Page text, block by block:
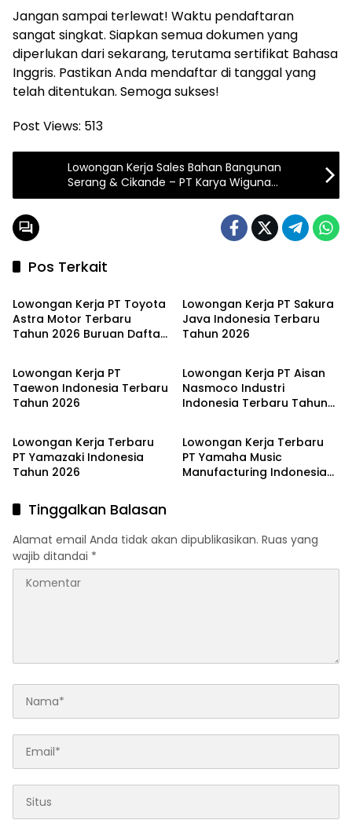
Jangan sampai terlewat! Waktu pendaftaran
sangat singkat. Siapkan semua dokumen yang
diperlukan dari sekarang, terutama sertifikat Bahasa
Inggris. Pastikan Anda mendaftar di tanggal yang
telah ditentukan. Semoga sukses!
Post Views: 513
Lowongan Kerja Sales Bahan Bangunan
Serang & Cikande – PT Karya Wiguna
Jiwana, Deadline 31 Agustus 2025!
Pos Terkait
JABODETABEK
Lowongan Kerja PT Toyota
Astra Motor Terbaru
Tahun 2026 Buruan Daftar
Lowongan Kerja PT Sakura
Java Indonesia Terbaru
Tahun 2026
JABODETABEK
Lowongan Kerja PT
Taewon Indonesia Terbaru
Tahun 2026
JABODETABEK
Lowongan Kerja PT Aisan
Nasmoco Industri
Indonesia Terbaru Tahun
JABODETABEK
Lowongan Kerja Terbaru
PT Yamazaki Indonesia
Tahun 2026
JABODETABEK
Lowongan Kerja Terbaru
PT Yamaha Music
Manufacturing Indonesia
Tinggalkan Balasan
Alamat email Anda tidak akan dipublikasikan. Ruas yang
wajib ditandai *